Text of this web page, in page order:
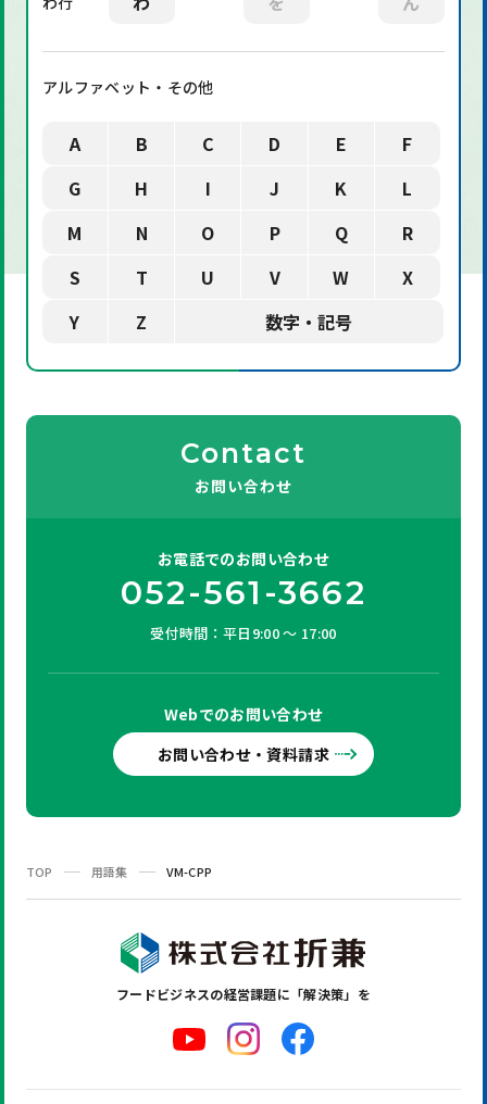
アルファベット・その他
A B C D E
F
G
H I J K
L
M
N O P Q
R
S
T U V W
X
Y
Z 数字・記号
Contact
お問い合わせ
お電話でのお問い合わせ
052-561-3662
受付時間：平日9:00 ～ 17:00
Webでのお問い合わせ
お問い合わせ・資料請求
TOP 用語集 VM-CPP
フードビジネスの経営課題に「解決策」を